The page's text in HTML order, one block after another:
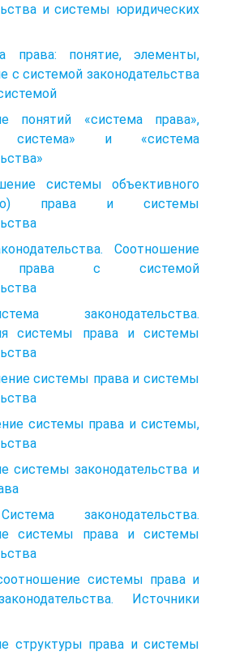
и системы юридических
права: понятие, элементы,
с системой законодательства
понятий «система права»,
система» и «система
системы объективного
права и системы
Соотношение
права с системой
законодательства.
системы права и системы
системы права и системы
системы права и системы,
системы законодательства и
законодательства.
системы права и системы
системы права и
Источники
структуры права и системы